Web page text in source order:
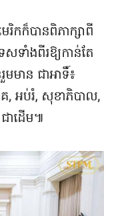
កក៏បានពិភាក្សាពី
សទាំងពីរឱ្យកាន់តែ
មមាន ជាអាទិ៍៖
, អប់រំ, សុខាភិបាល,
ាដើម៕